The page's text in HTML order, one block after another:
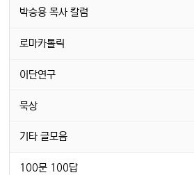
박승용 목사 칼럼
로마카톨릭
이단연구
묵상
기타 글모음
100문 100답